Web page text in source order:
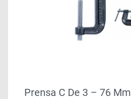
Prensa C De 3 – 76 Mm